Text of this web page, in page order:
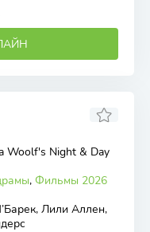
Woolf's Night & Day
, Фильмы 2026
Лили Аллен,